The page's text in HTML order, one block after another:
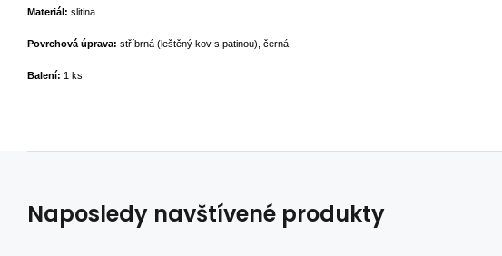
Materiál: slitina
Povrchová úprava: stříbrná (leštěný kov s patinou), černá
Balení­: 1 ks
Naposledy navštívené produkty